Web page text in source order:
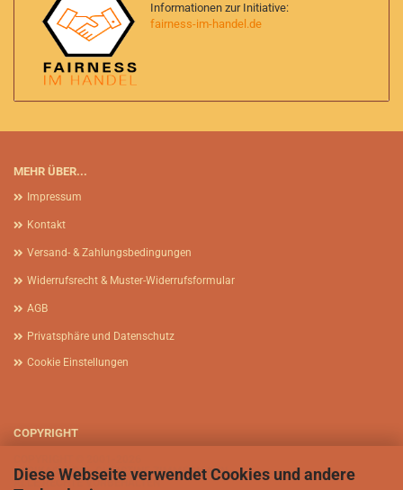
Diese Webseite verwendet Cookies und andere
Informationen zur Initiative:
fairness-im-handel.de
MEHR ÜBER...
Impressum
Kontakt
Versand- & Zahlungsbedingungen
Widerrufsrecht & Muster-Widerrufsformular
AGB
Privatsphäre und Datenschutz
Cookie Einstellungen
COPYRIGHT
AFRIKASIA.DE - CHRISTINE ZIMMERMANN
ALLE RECHTE VORBEHALTEN